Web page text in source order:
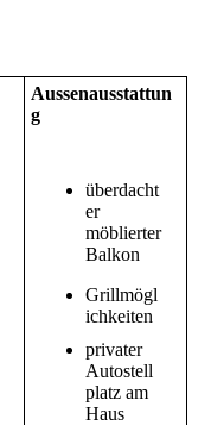
Aussenausstattun
g
überdacht
er
möblierter
Balkon
Grillmögl
ichkeiten
privater
Autostell
platz am
Haus